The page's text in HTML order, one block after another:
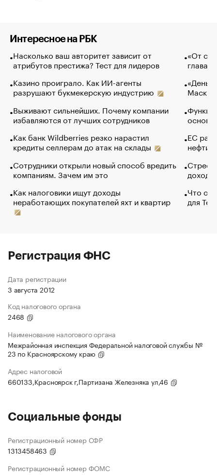
Интересное на РБК
Насколько ваш авторитет зависит от
атрибутов престижа? Тест для лидеров
Казино проиграло. Как ИИ-агенты
разрушают букмекерскую индустрию
Выживают сильнейших. Почему компании
избавляются от лучших сотрудников
Как банк Wildberries резко нарастил
кредиты селлерам до атак на склады
Сотрудники открыли новый способ вредить
компаниям. Зачем им это
Как налоговики ищут доходы
неработающих покупателей яхт и квартир
«От
глава
Маск в
основ
ЕС
нефти
Что
для
Регистрация ФНС
Дата регистрации
3 августа 2012
Код налогового органа
2468
Наименование налогового органа
Межрайонная инспекция Федеральной налоговой службы №
23 по Красноярскому краю
Адрес налоговой
660133,Красноярск г,Партизана Железняка ул,46
Социальные фонды
Регистрационный номер СФР
1313458463
Регистрационный номер ФОМС